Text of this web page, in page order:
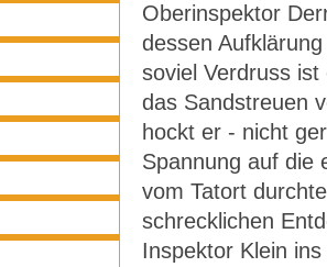
Oberinspektor
dessen
soviel Verdruss
das Sandstreuen
hockt er - nicht
Spannung auf die
vom Tatort
schrecklichen
Inspektor Klein